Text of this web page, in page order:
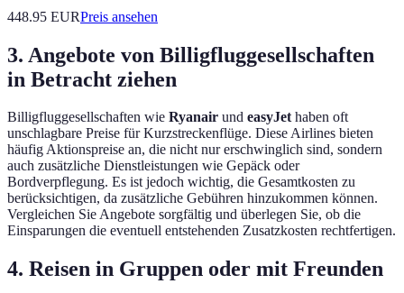
448.95 EURPreis ansehen
3. Angebote von Billigfluggesellschaften
in Betracht ziehen
Billigfluggesellschaften wie Ryanair und easyJethaben oft
unschlagbare Preise für Kurzstreckenflüge. Diese Airlines bieten
häufig Aktionspreise an, die nicht nur erschwinglich sind, sondern
auch zusätzliche Dienstleistungen wie Gepäck oder
Bordverpflegung. Es ist jedoch wichtig, die Gesamtkosten zu
berücksichtigen, da zusätzliche Gebühren hinzukommen können.
Vergleichen Sie Angebote sorgfältig und überlegen Sie, ob die
Einsparungen die eventuell entstehenden Zusatzkosten rechtfertigen.
4. Reisen in Gruppen oder mit Freunden